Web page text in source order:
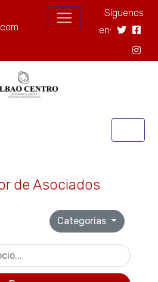
Síguenos
en:
de Asociados
Categorias